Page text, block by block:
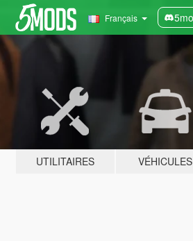
Français
UTILITAIRES VÉHICULES